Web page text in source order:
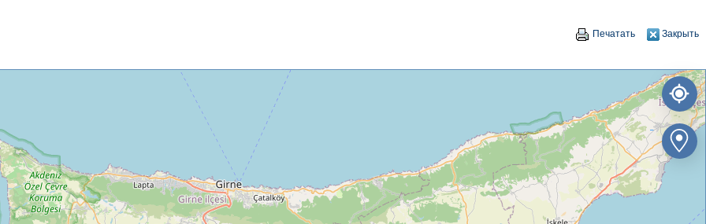
Печатать Закрыть